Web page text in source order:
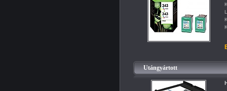
Utángyártott